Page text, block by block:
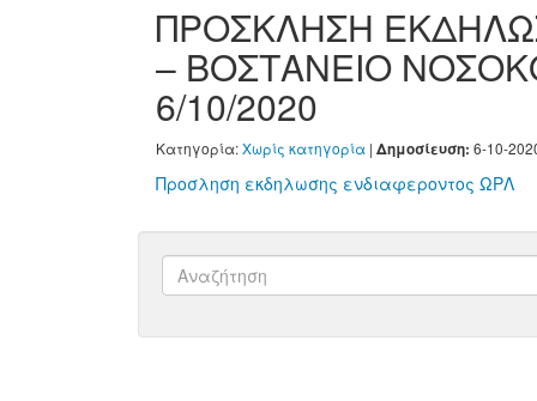
ΠΡΟΣΚΛΗΣΗ
– ΒΟΣΤΑΝΕΙΟ
6/10/2020
Κατηγορία:Χωρίς κατηγορία | Δημοσίευση: 6-10-
Προσληση εκδηλωσης ενδιαφεροντος ΩΡΛ